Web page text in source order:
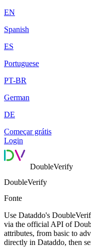
EN
Spanish
ES
Portuguese
PT-BR
German
DE
Começar grátis
Login
DoubleVerify
DoubleVerify
Fonte
Use Dataddo's
via the official API of
attributes, from basic to
directly in Dataddo, then